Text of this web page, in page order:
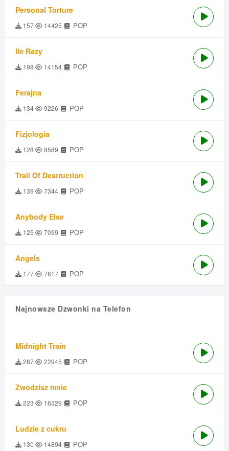
Personal Torture
157 14425 POP
Ile Razy
198 14154 POP
Ferajna
134 9226 POP
Fizjologia
128 8589 POP
Trail Of Destruction
139 7344 POP
Anybody Else
125 7099 POP
Angels
177 7617 POP
Najnowsze Dzwonki na Telefon
Midnight Train
287 22945 POP
Zwodzisz mnie
223 16329 POP
Ludzie z cukru
130 14894 POP